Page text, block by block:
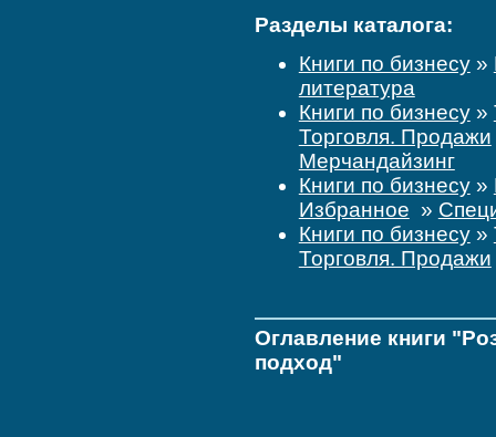
Разделы каталога:
Книги по бизнесу»
литература
Книги по бизнесу»
Торговля. Продажи
Мерчандайзинг
Книги по бизнесу»
Избранное »
Книги по бизнесу»
Торговля. Продажи
Оглавление книги
подход"